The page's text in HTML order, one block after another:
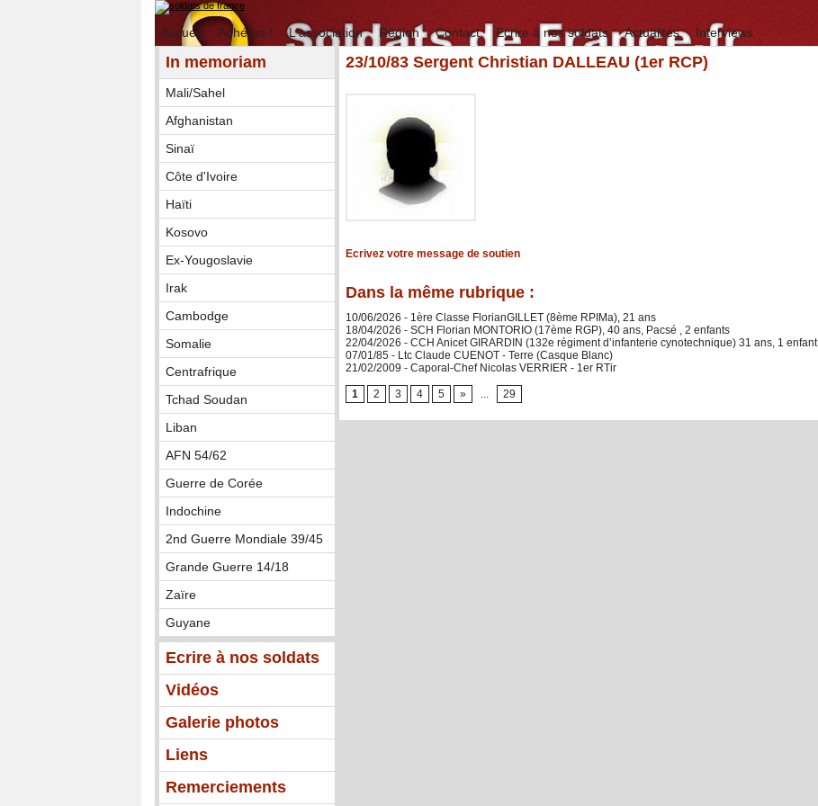
Accueil Adhérez ! L'association Région Contact Ecrire à nos soldats Actualités Interviews
In memoriam
Mali/Sahel
Afghanistan
Sinaï
Côte d'Ivoire
Haïti
Kosovo
Ex-Yougoslavie
Irak
Cambodge
Somalie
Centrafrique
Tchad Soudan
Liban
AFN 54/62
Guerre de Corée
Indochine
2nd Guerre Mondiale 39/45
Grande Guerre 14/18
Zaïre
Guyane
Ecrire à nos soldats
Vidéos
Galerie photos
Liens
Remerciements
23/10/83 Sergent Christian DALLEAU (1er RCP)
Ecrivez votre message de soutien
Dans la même rubrique :
10/06/2026 - 1ère Classe FlorianGILLET (8ème RPIMa), 21 ans
18/04/2026 - SCH Florian MONTORIO (17ème RGP), 40 ans, Pacsé , 2 enfants
22/04/2026 - CCH Anicet GIRARDIN (132e régiment d’infanterie cynotechnique) 31 ans, 1 enfant
07/01/85 - Ltc Claude CUENOT - Terre (Casque Blanc)
21/02/2009 - Caporal-Chef Nicolas VERRIER - 1er RTir
1 2 3 4 5 » ... 29